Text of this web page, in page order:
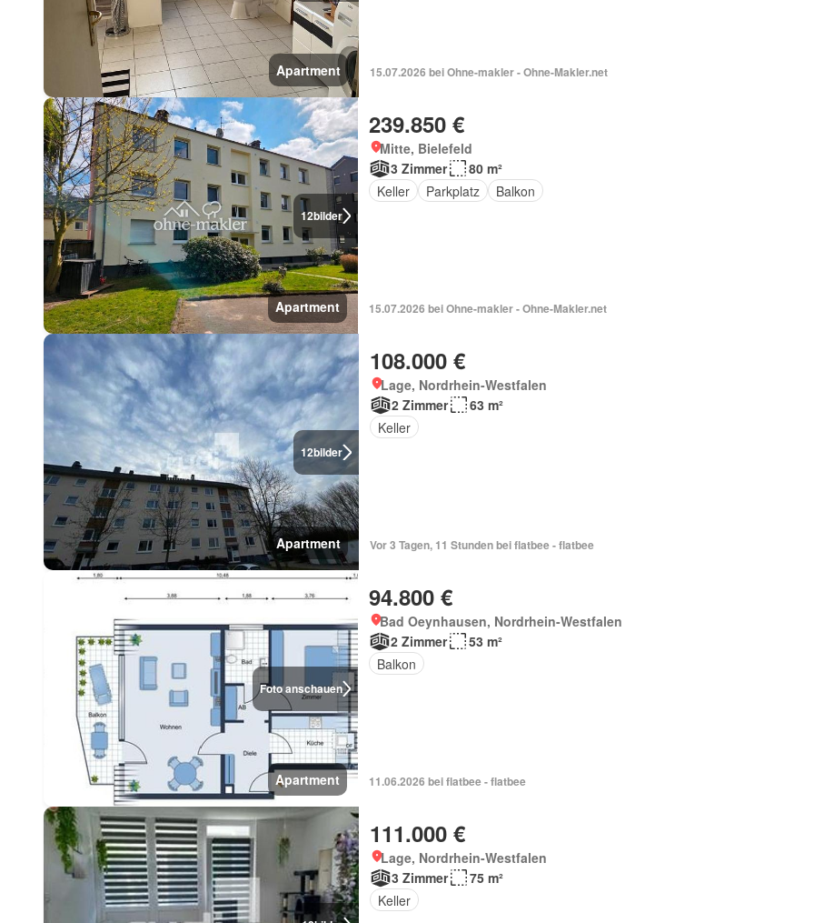
Apartment 15.07.2026 bei Ohne-makler - Ohne-Makler.net
12bilder
Apartment
239.850 €
Mitte, Bielefeld
3 Zimmer
80 m²
Keller
Parkplatz Balkon
15.07.2026 bei Ohne-makler - Ohne-Makler.net
12bilder
Apartment
108.000 €
Lage, Nordrhein-Westfalen
2 Zimmer
63 m²
Keller
Vor 3 Tagen, 11 Stunden bei flatbee - flatbee
Foto anschauen
Apartment
94.800 €
Bad Oeynhausen, Nordrhein-Westfalen
2 Zimmer
53 m²
Balkon
11.06.2026 bei flatbee - flatbee
111.000 €
Lage, Nordrhein-Westfalen
3 Zimmer
75 m²
Keller